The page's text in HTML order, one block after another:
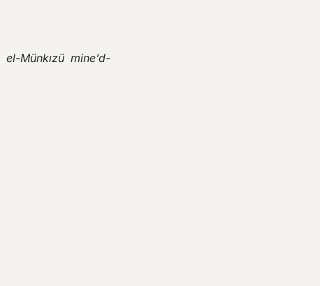
el-Münkızü mine’d-